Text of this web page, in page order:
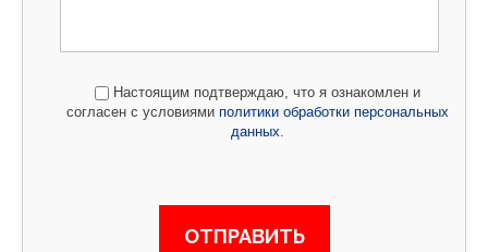
Настоящим подтверждаю, что я ознакомлен и
согласен с условиями политики обработки персональных
данных